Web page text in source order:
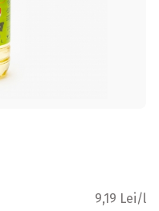
9,19 Lei/l